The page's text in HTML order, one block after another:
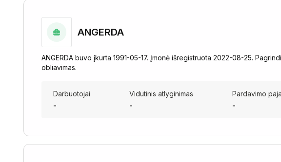
ANGERDA
ANGERDA buvo įkurta 1991-05-17. Įmonė išregistruota 2022-08-25.
obliavimas.
Darbuotojai
-
Vidutinis atlyginimas
-
Pardavimo
-